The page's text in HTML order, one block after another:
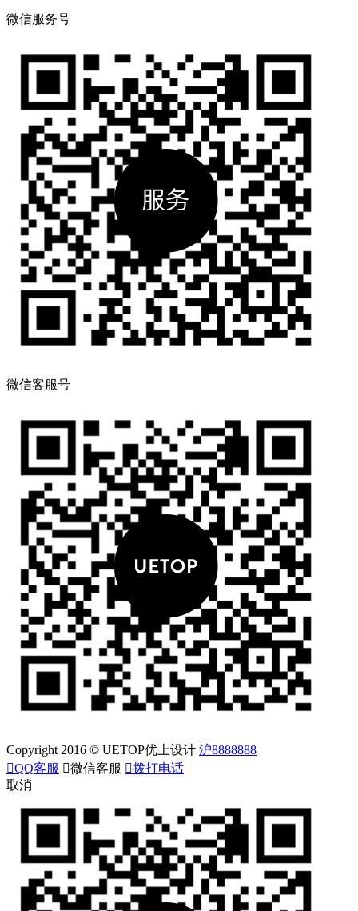
微信服务号
微信客服号
Copyright 2016 © UETOP优上设计 沪8888888
QQ客服 微信客服 拨打电话
取消